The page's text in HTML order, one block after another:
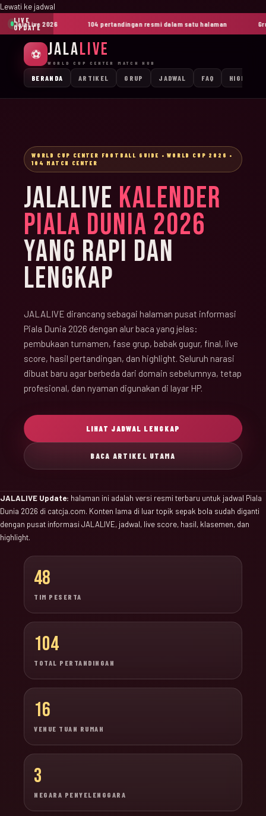
Lewati ke jadwal
LIVE
UPDATE
JalaLive 2026 104 pertandingan resmi dalam satu halaman
⚽ JALALIVE
WORLD CUP CENTER MATCH HUB
BERANDA ARTIKEL GRUP JADWAL FAQ HIGHLIGHT
WORLD CUP CENTER FOOTBALL GUIDE • WORLD CUP 2026 •
104 MATCH CENTER
JALALIVE KALENDER
PIALA DUNIA 2026
YANG RAPI DAN
LENGKAP
JALALIVE dirancang sebagai halaman pusat informasi
Piala Dunia 2026 dengan alur baca yang jelas:
pembukaan turnamen, fase grup, babak gugur, final, live
score, hasil pertandingan, dan highlight. Seluruh narasi
dibuat baru agar berbeda dari domain sebelumnya, tetap
profesional, dan nyaman digunakan di layar HP.
LIHAT JADWAL LENGKAP
BACA ARTIKEL UTAMA
JALALIVE Update: halaman ini adalah versi resmi terbaru untuk jadwal Piala
Dunia 2026 di catcja.com. Konten lama di luar topik sepak bola sudah diganti
dengan pusat informasi JALALIVE, jadwal, live score, hasil, klasemen, dan
highlight.
48
TIM PESERTA
104
TOTAL PERTANDINGAN
16
VENUE TUAN RUMAH
3
NEGARA PENYELENGGARA